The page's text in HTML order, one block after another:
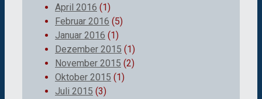
April 2016 (1)
Februar 2016 (5)
Januar 2016 (1)
Dezember 2015 (1)
November 2015 (2)
Oktober 2015 (1)
Juli 2015 (3)